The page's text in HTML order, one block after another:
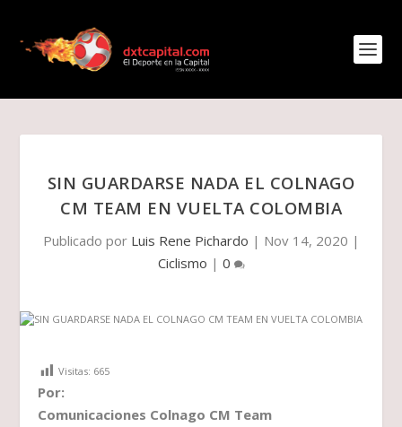
SIN GUARDARSE NADA EL COLNAGO
CM TEAM EN VUELTA COLOMBIA
Publicado por Luis Rene Pichardo | Nov 14, 2020 |
Ciclismo | 0
Visitas: 665
Por:
Comunicaciones Colnago CM Team